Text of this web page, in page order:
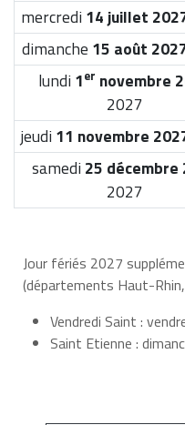
mercredi 14 juillet
dimanche 15 août
lundi 1er novembre
2027
jeudi 11 novembre
samedi 25 décembre
2027
Jour fériés 2027
(départements Haut-
Vendredi Saint :
Saint Etienne :